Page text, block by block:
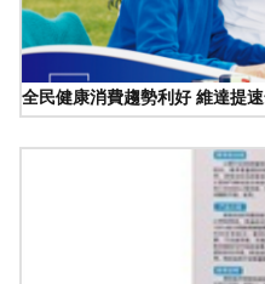
全民健康消費趨勢利好 維達提